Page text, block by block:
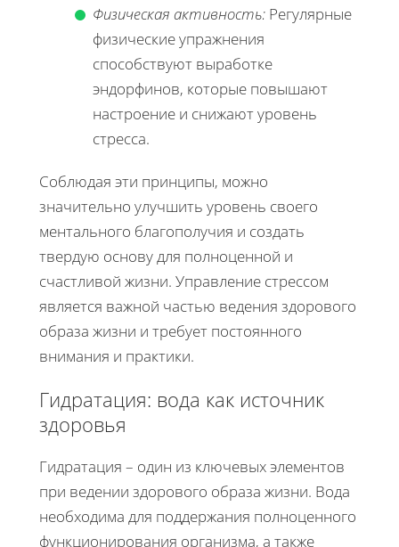
Физическая активность: Регулярные
физические упражнения
способствуют выработке
эндорфинов, которые повышают
настроение и снижают уровень
стресса.
Соблюдая эти принципы, можно
значительно улучшить уровень своего
ментального благополучия и создать
твердую основу для полноценной и
счастливой жизни. Управление стрессом
является важной частью ведения здорового
образа жизни и требует постоянного
внимания и практики.
Гидратация: вода как источник
здоровья
Гидратация – один из ключевых элементов
при ведении здорового образа жизни. Вода
необходима для поддержания полноценного
функционирования организма, а также